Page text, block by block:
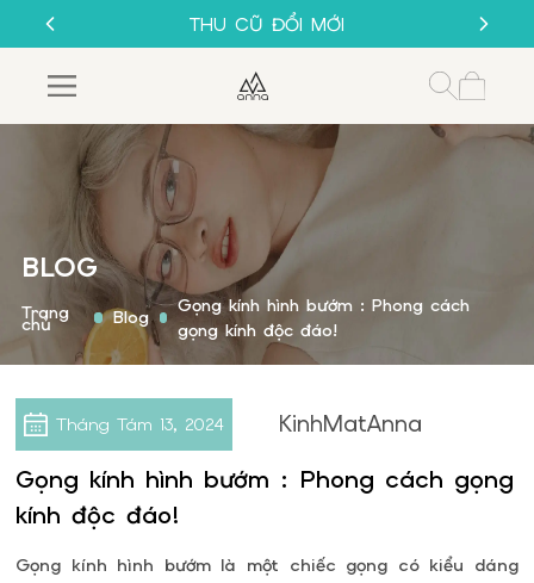
GỌNG KÍNH 1K
MUA 1 TẶNG 1
SALE 50%
THU CŨ ĐỔI MỚI
GỌNG KÍNH 1K
BLOG
Trang
chủ Blog
Gọng kính hình bướm : Phong cách
gọng kính độc đáo!
Tháng Tám 13, 2024 KinhMatAnna
Gọng kính hình bướm : Phong cách gọng
kính độc đáo!
Gọng kính hình bướm là một chiếc gọng có kiểu dáng